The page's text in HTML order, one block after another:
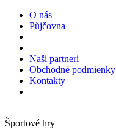
O nás
Půjčovna
Naši partneri
Obchodné podmienky
Kontakty
Športové hry